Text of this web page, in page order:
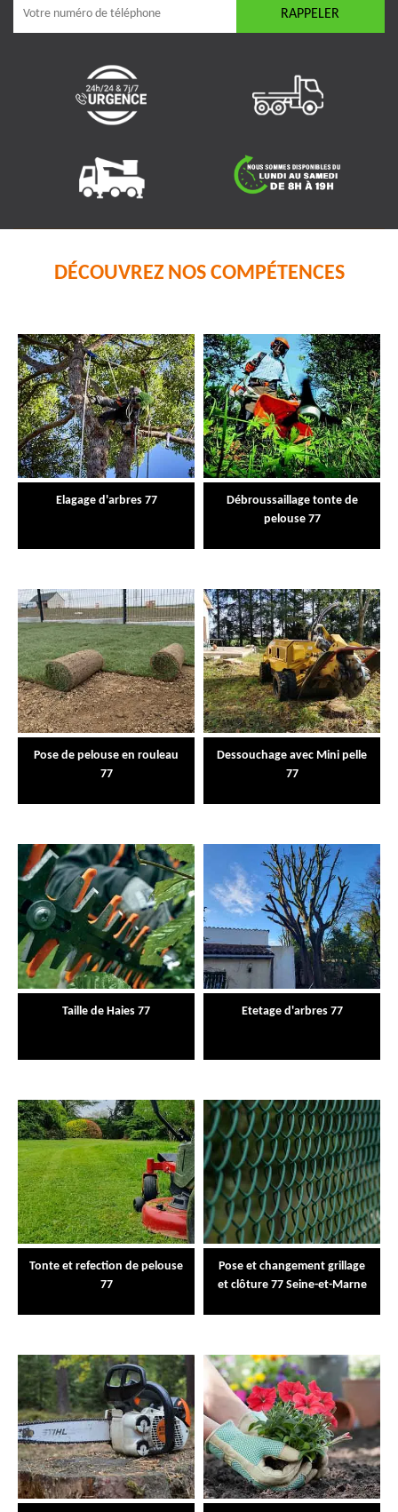
DÉCOUVREZ NOS COMPÉTENCES
Elagage d'arbres 77
Débroussaillage tonte de
pelouse 77
Pose de pelouse en rouleau
77
Dessouchage avec Mini pelle
77
Taille de Haies 77 Etetage d'arbres 77
Tonte et refection de pelouse
77
Pose et changement grillage
et clôture 77 Seine-et-Marne